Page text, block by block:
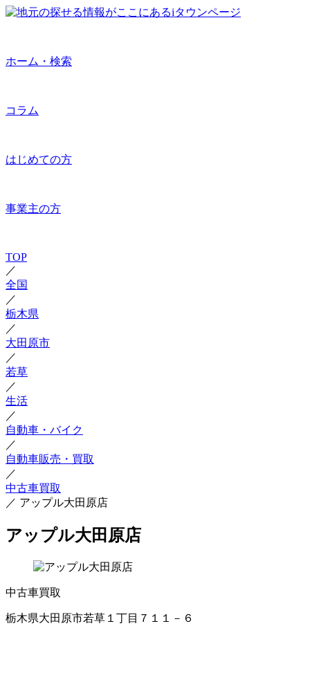
ホーム・検索
コラム
はじめての方
事業主の方
TOP
／
全国
／
栃木県
／
大田原市
／
若草
／
生活
／
自動車・バイク
／
自動車販売・買取
／
中古車買取
／ アップル大田原店
アップル大田原店
中古車買取
栃木県大田原市若草１丁目７１１－６